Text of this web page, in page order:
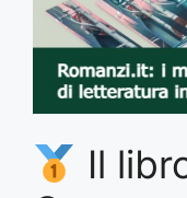
Il